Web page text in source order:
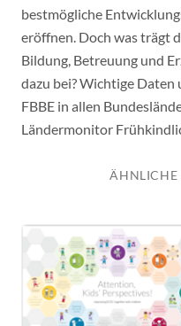
bestmögliche
eröffnen. Doch was trägt
Bildung, Betreuung und
dazu bei? Wichtige Daten
FBBE in allen
Ländermonitor
ÄHNLICHE